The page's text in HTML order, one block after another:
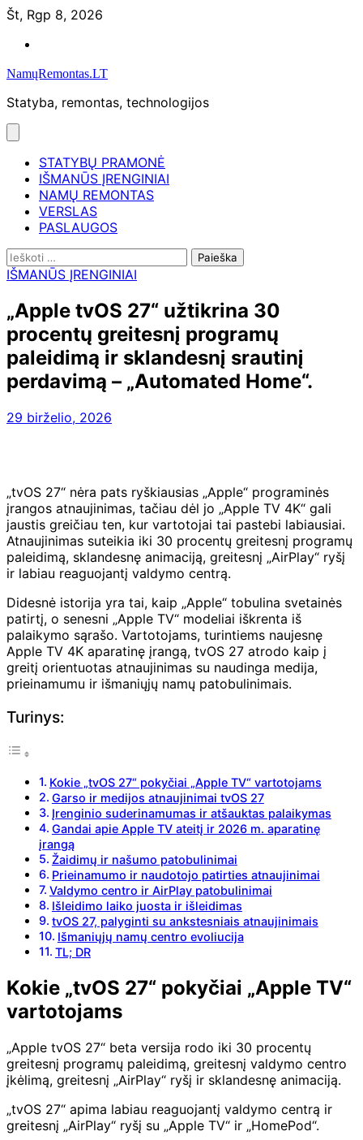
Skip
content
Št, Rgp 8, 2026
NamųRemontas.LT
Statyba, remontas, technologijos
STATYBŲ PRAMONĖ
IŠMANŪS ĮRENGINIAI
NAMŲ REMONTAS
VERSLAS
PASLAUGOS
Ieškoti:
IŠMANŪS ĮRENGINIAI
„Apple tvOS 27“ užtikrina 30
procentų greitesnį programų
paleidimą ir sklandesnį srautinį
perdavimą – „Automated Home“.
29 birželio, 2026
„tvOS 27“ nėra pats ryškiausias „Apple“ programinės
įrangos atnaujinimas, tačiau dėl jo „Apple TV 4K“ gali
jaustis greičiau ten, kur vartotojai tai pastebi labiausiai.
Atnaujinimas suteikia iki 30 procentų greitesnį programų
paleidimą, sklandesnę animaciją, greitesnį „AirPlay“ ryšį
ir labiau reaguojantį valdymo centrą.
Didesnė istorija yra tai, kaip „Apple“ tobulina svetainės
patirtį, o senesni „Apple TV“ modeliai iškrenta iš
palaikymo sąrašo. Vartotojams, turintiems naujesnę
Apple TV 4K aparatinę įrangą, tvOS 27 atrodo kaip į
greitį orientuotas atnaujinimas su naudinga medija,
prieinamumu ir išmaniųjų namų patobulinimais.
Turinys:
Kokie „tvOS 27“ pokyčiai „Apple TV“ vartotojams
Garso ir medijos atnaujinimai tvOS 27
Įrenginio suderinamumas ir atšauktas palaikymas
Gandai apie Apple TV ateitį ir 2026 m. aparatinę
įrangą
Žaidimų ir našumo patobulinimai
Prieinamumo ir naudotojo patirties atnaujinimai
Valdymo centro ir AirPlay patobulinimai
Išleidimo laiko juosta ir išleidimas
tvOS 27, palyginti su ankstesniais atnaujinimais
Išmaniųjų namų centro evoliucija
TL; DR
Kokie „tvOS 27“ pokyčiai „Apple TV“
vartotojams
„Apple tvOS 27“ beta versija rodo iki 30 procentų
greitesnį programų paleidimą, greitesnį valdymo centro
įkėlimą, greitesnį „AirPlay“ ryšį ir sklandesnę animaciją.
„tvOS 27“ apima labiau reaguojantį valdymo centrą ir
greitesnį „AirPlay“ ryšį su „Apple TV“ ir „HomePod“.